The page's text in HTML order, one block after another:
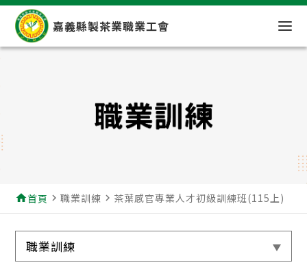
嘉義縣製茶業職業工會
home首頁 navigate_next職業訓練 navigate_next 茶葉感官專業人才初級訓練班(115上)
職業訓練